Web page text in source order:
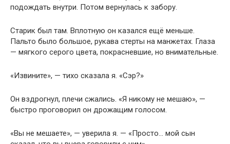
подождать внутри. Потом вернулась к забору.
Старик был там. Вплотную он казался ещё меньше.
Пальто было большое, рукава стерты на манжетах. Глаза
— мягкого серого цвета, покрасневшие, но внимательные.
«Извините», — тихо сказала я. «Сэр?»
Он вздрогнул, плечи сжались. «Я никому не мешаю», —
быстро проговорил он дрожащим голосом.
«Вы не мешаете», — уверила я. — «Просто… мой сын